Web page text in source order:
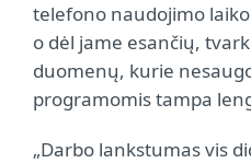
telefono naudojimo
o dėl jame esančių,
duomenų, kurie
programomis tampa
„Darbo lankstumas vis